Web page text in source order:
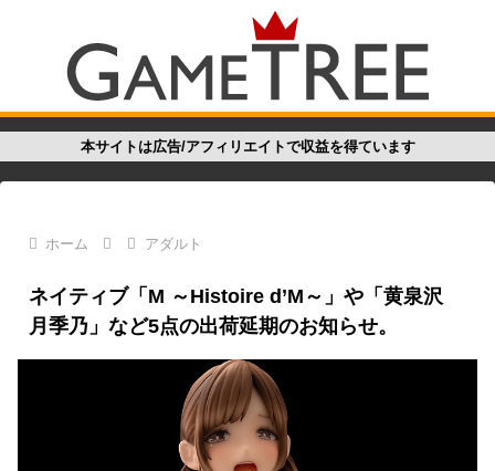
本サイトは広告/アフィリエイトで収益を得ています
ホーム アダルト
ネイティブ「M ～Histoire d’M～」や「黄泉沢
月季乃」など5点の出荷延期のお知らせ。